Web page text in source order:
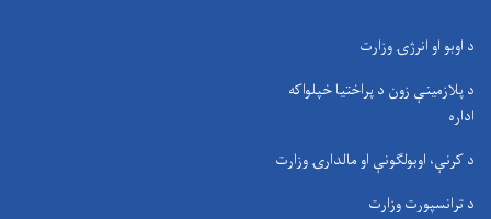
د اوبو او انرژۍ وزارت
د پلازمینې زون د پراختیا خپلواکه
اداره
د کرنې، اوبولګونې او مالدارۍ وزارت
د ترانسپورت وزارت